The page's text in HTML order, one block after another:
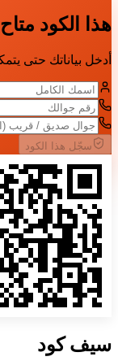
هذا الكود
أدخل بياناتك حتى
سجّل هذا الكود
سيفكود